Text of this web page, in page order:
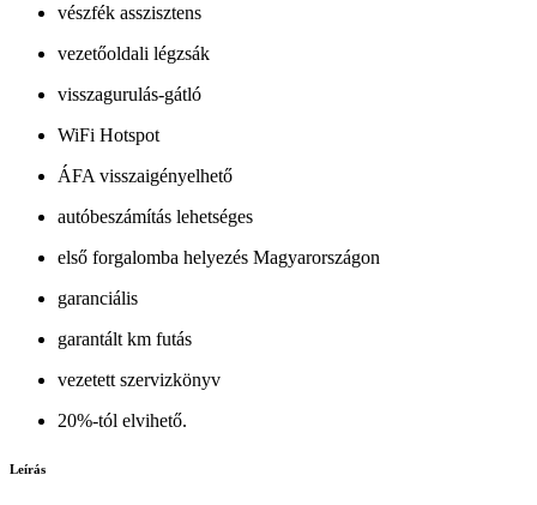
vészfék asszisztens
vezetőoldali légzsák
visszagurulás-gátló
WiFi Hotspot
ÁFA visszaigényelhető
autóbeszámítás lehetséges
első forgalomba helyezés Magyarországon
garanciális
garantált km futás
vezetett szervizkönyv
20%-tól elvihető.
Leírás